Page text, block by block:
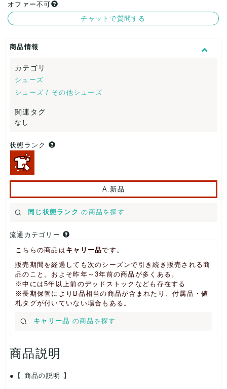
オファー不可
チャットで質問する
商品情報
カテゴリ
シューズ
シューズ / その他シューズ
関連タグ
なし
状態ランク
A.新品
同じ状態ランク の商品を探す
流通カテゴリー
こちらの商品は キャリー品です。
販売期間を経過しても次のシーズンで引き続き販売される商
品のこと。およそ昨年～3年前の商品が多くある。
※中には5年以上前のデッドストックなども存在する
※長期保管によりB品相当の商品が含まれたり、付属品・値
札タグが付いていない場合もある。
キャリー品 の商品を探す
商品説明
【 商品の説明 】